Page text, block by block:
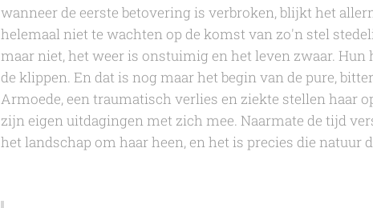
wanneer de eerste betovering is verbroken, blijkt het
helemaal niet te wachten op de komst van zo'n stel
maar niet, het weer is onstuimig en het leven zwaar.
de klippen. En dat is nog maar het begin van de pure,
Armoede, een traumatisch verlies en ziekte stellen haar
zijn eigen uitdagingen met zich mee. Naarmate de tijd
het landschap om haar heen, en het is precies die natuur